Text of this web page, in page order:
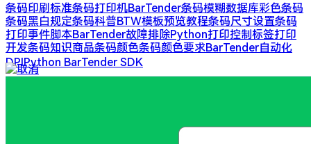
条码印刷标准​条码打印机BarTender条码模糊​​数据库​​彩色条码
条码黑白规定条码科普BTW模板预览教程条码尺寸设置条码
打印事件脚本BarTender故障排除Python打印控制标签打印
开发条码知识​商品条码颜色​​条码颜色要求​​BarTender自动化
DPI​​Python BarTender SDK